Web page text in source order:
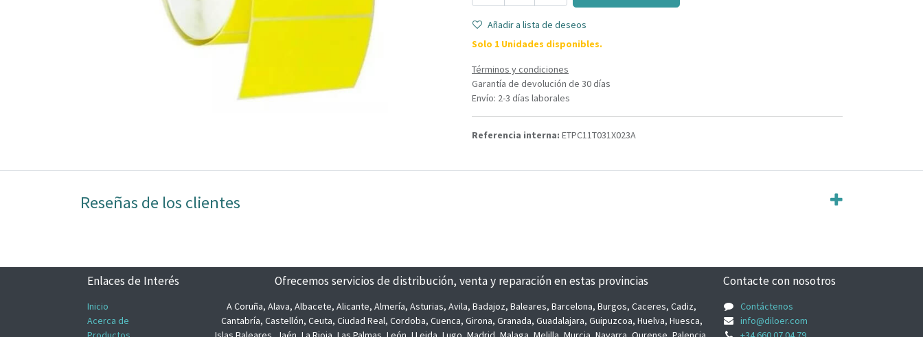
Añadir a lista de deseos
Solo 1 Unidades disponibles.
Términos y condiciones
Garantía de devolución de 30 días
Envío: 2-3 días laborales
Referencia interna: ETPC11T031X023A
Reseñas de los clientes
Enlaces de Interés
Inicio
Acerca de
Ofrecemos servicios de distribución, venta y reparación en estas provincias
A Coruña, Alava, Albacete, Alicante, Almería, Asturias, Avila, Badajoz, Baleares, Barcelona, Burgos, Caceres, Cadiz,
Cantabría, Castellón, Ceuta, Ciudad Real, Cordoba, Cuenca, Girona, Granada, Guadalajara, Guipuzcoa, Huelva, Huesca,
Contacte con nosotros
Contáctenos
info@diloer.com